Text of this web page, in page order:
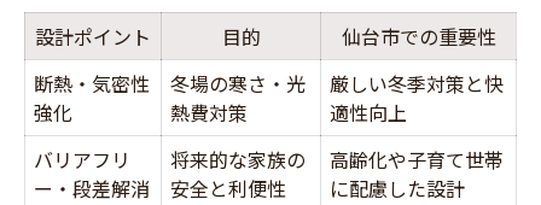
設計ポイント 目的
仙台市での重要性
断熱・気密性
強化
冬場の寒さ・光
熱費対策
厳しい冬季対策と快
適性向上
バリアフリ
ー・段差解消
将来的な家族の
安全と利便性
高齢化や子育て世帯
に配慮した設計